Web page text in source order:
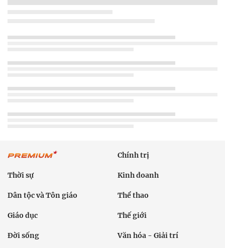
Chính trị
Thời sự Kinh doanh
Dân tộc và Tôn giáo Thể thao
Giáo dục Thế giới
Đời sống Văn hóa - Giải trí